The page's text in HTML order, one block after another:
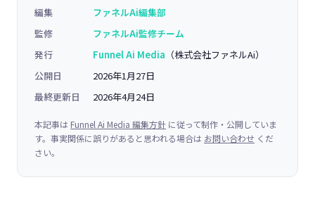
編集
ファネルAi編集部
監修
ファネルAi監修チーム
発行
Funnel Ai Media （株式会社ファネルAi）
公開日
2026年1月27日
最終更新日
2026年4月24日
本記事は Funnel Ai Media 編集方針 に従って制作・公開していま
す。事実関係に誤りがあると思われる場合は お問い合わせ くだ
さい。